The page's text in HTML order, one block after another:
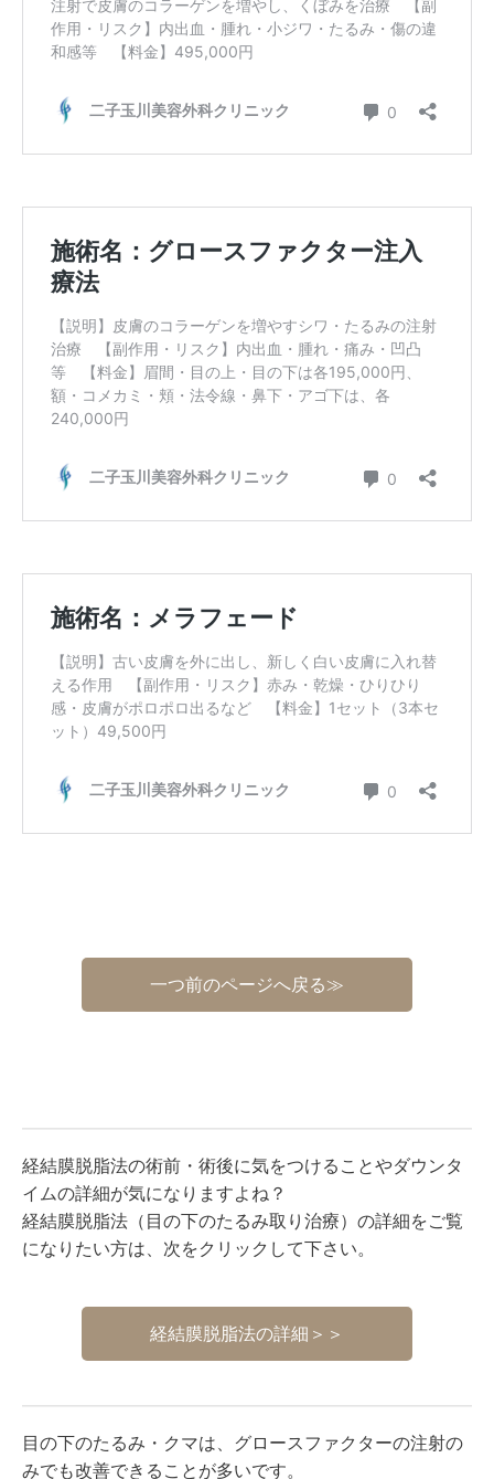
一つ前のページへ戻る≫
経結膜脱脂法の術前・術後に気をつけることやダウンタ
イムの詳細が気になりますよね？
経結膜脱脂法（目の下のたるみ取り治療）の詳細をご覧
になりたい方は、次をクリックして下さい。
経結膜脱脂法の詳細＞＞
目の下のたるみ・クマは、グロースファクターの注射の
みでも改善できることが多いです。